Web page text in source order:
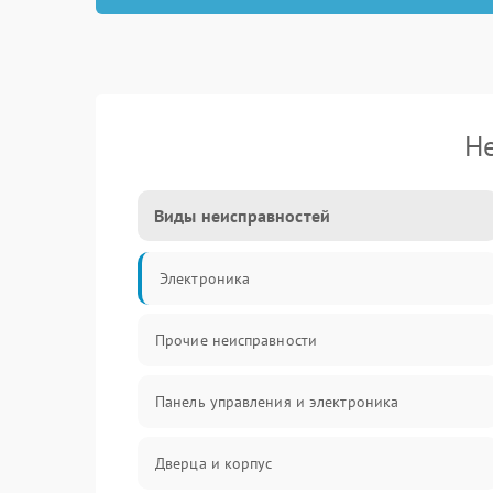
Виды неисправностей
Электроника
Прочие неисправности
Панель управления и электроника
Дверца и корпус